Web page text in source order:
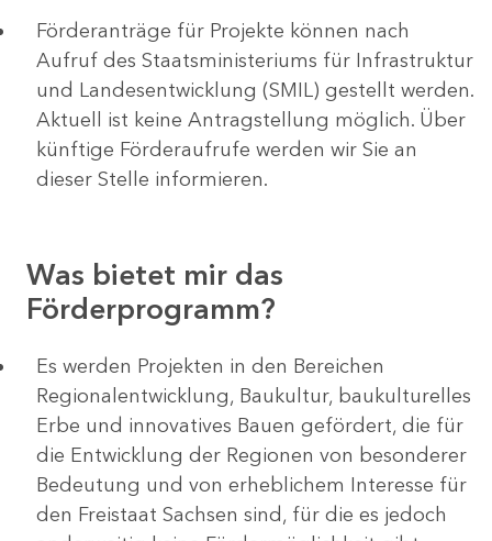
Förderanträge für Projekte können nach
Aufruf des Staatsministeriums für Infrastruktur
und Landesentwicklung (SMIL) gestellt werden.
Aktuell ist keine Antragstellung möglich. Über
künftige Förderaufrufe werden wir Sie an
dieser Stelle informieren.
Was bietet mir das
Förderprogramm?
Es werden Projekten in den Bereichen
Regionalentwicklung, Baukultur, baukulturelles
Erbe und innovatives Bauen gefördert, die für
die Entwicklung der Regionen von besonderer
Bedeutung und von erheblichem Interesse für
den Freistaat Sachsen sind, für die es jedoch